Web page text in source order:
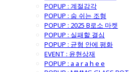
POPUP : 계절감각
POPUP : 숨 쉬는 조형
POPUP : 2025 B로소 마켓
POPUP : 실패할 결심
POPUP : 균형 안에 평화
EVENT : 윤현상재
POPUP : a a r a h e e